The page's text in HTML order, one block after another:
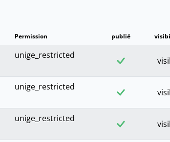
Permission publié
unige_restricted
unige_restricted
unige_restricted